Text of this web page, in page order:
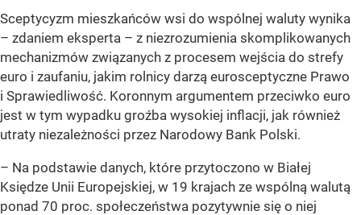
Sceptycyzm mieszkańców wsi do wspólnej waluty wynika
– zdaniem eksperta – z niezrozumienia skomplikowanych
mechanizmów związanych z procesem wejścia do strefy
euro i zaufaniu, jakim rolnicy darzą eurosceptyczne Prawo
i Sprawiedliwość. Koronnym argumentem przeciwko euro
jest w tym wypadku groźba wysokiej inflacji, jak również
utraty niezależności przez Narodowy Bank Polski.
– Na podstawie danych, które przytoczono w Białej
Księdze Unii Europejskiej, w 19 krajach ze wspólną walutą
ponad 70 proc. społeczeństwa pozytywnie się o niej